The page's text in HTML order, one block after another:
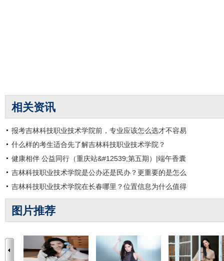
相关资讯
报考吉林科技职业技术学院前，专业应该怎么选才不容易
什么样的考生适合先了解吉林科技职业技术学院？
健康相伴 公益同行（重庆站&#12539;第五期）|端午香囊
吉林科技职业技术学院是公办还是民办？更重要的是怎么
吉林科技职业技术学院在长春哪里？位置信息为什么值得
图片推荐